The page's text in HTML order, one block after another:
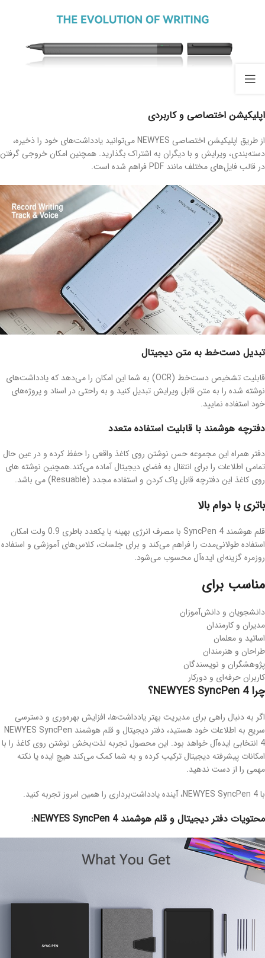
اپلیکیشن اختصاصی و کاربردی
از طریق اپلیکیشن اختصاصی NEWYES می‌توانید یادداشت‌های خود را ذخیره،
دسته‌بندی، ویرایش و با دیگران به اشتراک بگذارید. همچنین امکان خروجی گرفتن
در قالب فایل‌های مختلف مانند PDF فراهم شده است.
تبدیل دست‌خط به متن دیجیتال
قابلیت تشخیص دست‌خط (OCR) به شما این امکان را می‌دهد که یادداشت‌های
نوشته شده را به متن قابل ویرایش تبدیل کنید و به راحتی در اسناد و پروژه‌های
خود استفاده نمایید.
دفترچه هوشمند با قابلیت استفاده متعدد
دفتر همراه این مجموعه حس نوشتن روی کاغذ واقعی را حفظ کرده و در عین حال
تمامی اطلاعات را برای انتقال به فضای دیجیتال آماده می‌کند.همچنین نوشته های
روی کاغذ این دفترچه قابل پاک کردن و استفاده مجدد (Resuable) می باشد.
باتری با دوام بالا
قلم هوشمند SyncPen 4 با مصرف انرژی بهینه با یکعدد باطری 0.9 ولت امکان
استفاده طولانی‌مدت را فراهم می‌کند و برای جلسات، کلاس‌های آموزشی و استفاده
روزمره گزینه‌ای ایده‌آل محسوب می‌شود.
مناسب برای
دانشجویان و دانش‌آموزان
مدیران و کارمندان
اساتید و معلمان
طراحان و هنرمندان
پژوهشگران و نویسندگان
کاربران حرفه‌ای و دورکار
چرا NEWYES SyncPen 4؟
اگر به دنبال راهی برای مدیریت بهتر یادداشت‌ها، افزایش بهره‌وری و دسترسی
سریع به اطلاعات خود هستید، دفتر دیجیتال و قلم هوشمند NEWYES SyncPen
4 انتخابی ایده‌آل خواهد بود. این محصول تجربه لذت‌بخش نوشتن روی کاغذ را با
امکانات پیشرفته دیجیتال ترکیب کرده و به شما کمک می‌کند هیچ ایده یا نکته
مهمی را از دست ندهید.
با NEWYES SyncPen 4، آینده یادداشت‌برداری را همین امروز تجربه کنید.
محتویات دفتر دیجیتال و قلم هوشمند NEWYES SyncPen 4: